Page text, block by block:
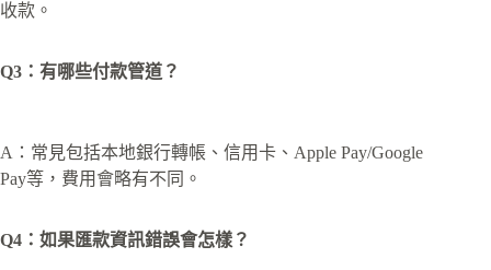
收款。
Q3：有哪些付款管道？
A：常見包括本地銀行轉帳、信用卡、Apple Pay/Google
Pay等，費用會略有不同。
Q4：如果匯款資訊錯誤會怎樣？